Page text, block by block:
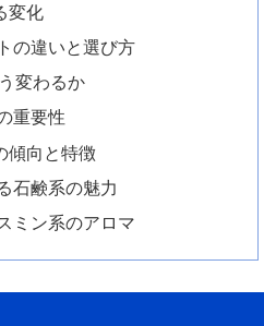
変化
の違いと選び方
変わるか
重要性
傾向と特徴
石鹸系の魅力
ミン系のアロマ